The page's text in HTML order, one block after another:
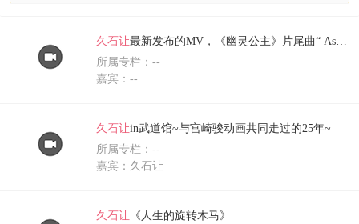
久石让最新发布的MV，《幽灵公主》片尾曲“
所属专栏：--
嘉宾：--
久石让in武道馆~与宫崎骏动画共同走过的25年~
所属专栏：--
嘉宾：久石让
久石让 《人生的旋转木马》